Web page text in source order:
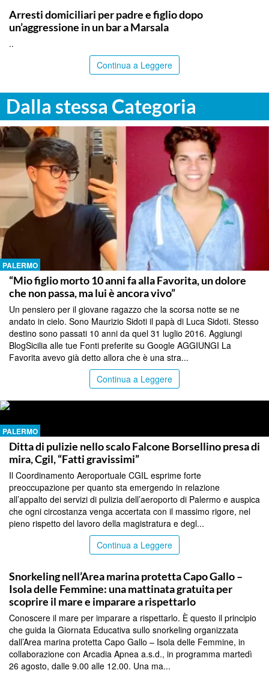
Arresti domiciliari per padre e figlio dopo
un’aggressione in un bar a Marsala
..
Continua a Leggere
Dalla stessa Categoria
PALERMO
“Mio figlio morto 10 anni fa alla Favorita, un dolore
che non passa, ma lui è ancora vivo”
Un pensiero per il giovane ragazzo che la scorsa notte se ne
andato in cielo. Sono Maurizio Sidoti il papà di Luca Sidoti. Stesso
destino sono passati 10 anni da quel 31 luglio 2016. Aggiungi
BlogSicilia alle tue Fonti preferite su Google AGGIUNGI La
Favorita avevo già detto allora che è una stra...
Continua a Leggere
PALERMO
Ditta di pulizie nello scalo Falcone Borsellino presa di
mira, Cgil, “Fatti gravissimi”
Il Coordinamento Aeroportuale CGIL esprime forte
preoccupazione per quanto sta emergendo in relazione
all’appalto dei servizi di pulizia dell’aeroporto di Palermo e auspica
che ogni circostanza venga accertata con il massimo rigore, nel
pieno rispetto del lavoro della magistratura e degl...
Continua a Leggere
Snorkeling nell’Area marina protetta Capo Gallo –
Isola delle Femmine: una mattinata gratuita per
scoprire il mare e imparare a rispettarlo
Conoscere il mare per imparare a rispettarlo. È questo il principio
che guida la Giornata Educativa sullo snorkeling organizzata
dall’Area marina protetta Capo Gallo – Isola delle Femmine, in
collaborazione con Arcadia Apnea a.s.d., in programma martedì
26 agosto, dalle 9.00 alle 12.00. Una ma...